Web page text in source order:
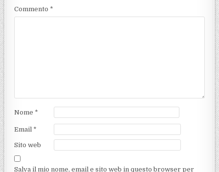
Commento *
Nome *
Email *
Sito web
Salva il mio nome, email e sito web in questo browser per